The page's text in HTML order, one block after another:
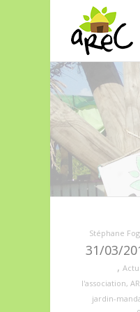
Stéphane
31/03/
,
l'association,
jardin-